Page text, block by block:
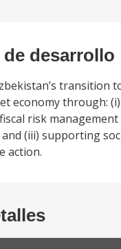
desarrollo
transition
economy through:
risk
(iii) supporting
action.